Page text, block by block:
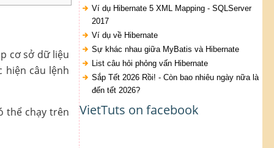
cơ sở dữ liệu
hiện câu lệnh
thể chạy trên
Ví dụ Hibernate 5 XML Mapping - SQLServer
2017
Ví dụ về Hibernate
Sự khác nhau giữa MyBatis và Hibernate
List câu hỏi phỏng vấn Hibernate
Sắp Tết 2026 Rồi! - Còn bao nhiêu ngày nữa là
đến tết 2026?
VietTuts on facebook